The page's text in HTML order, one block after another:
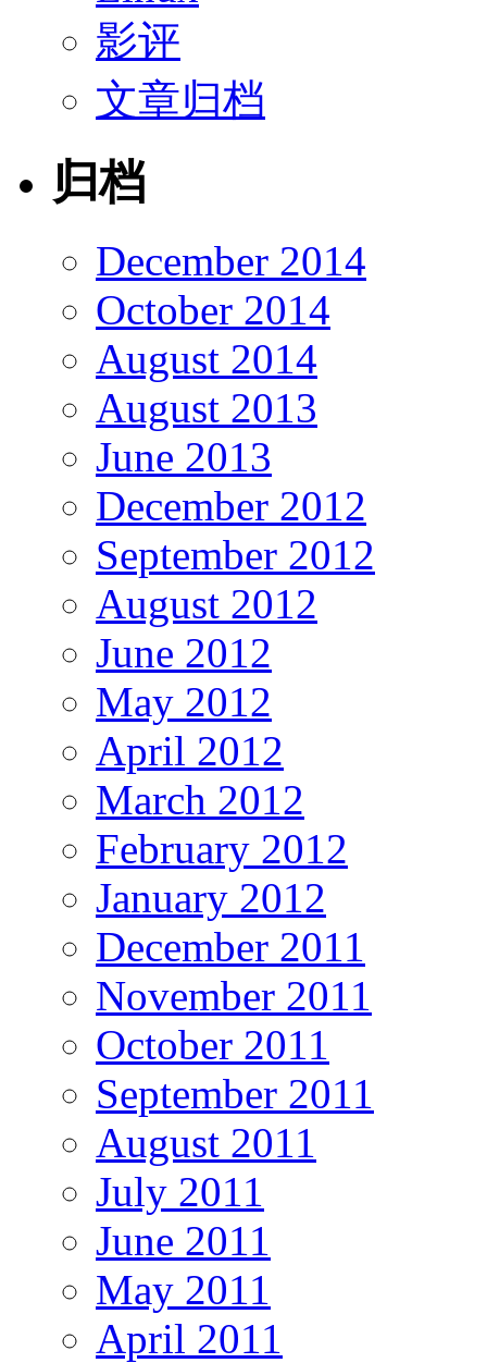
影评
文章归档
归档
December 2014
October 2014
August 2014
August 2013
June 2013
December 2012
September 2012
August 2012
June 2012
May 2012
April 2012
March 2012
February 2012
January 2012
December 2011
November 2011
October 2011
September 2011
August 2011
July 2011
June 2011
May 2011
April 2011